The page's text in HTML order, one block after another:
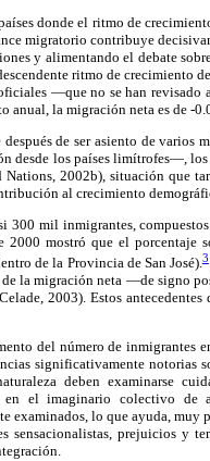
donde el ritmo de
migratorio contribuye
y alimentando el debate
ritmo de crecimiento
—que no se han
anual, la migración neta es de -
de ser asiento de varios
desde los países limítrofes—,
Nations, 2002b), situación que
al crecimiento
300 mil inmigrantes,
mostró que el porcentaje
de la Provincia de San José).3
la migración neta —de signo
2003). Estos
del número de inmigrantes
significativamente notorias
deben examinarse
en el imaginario colectivo de
examinados, lo que ayuda,
sensacionalistas, prejuicios y